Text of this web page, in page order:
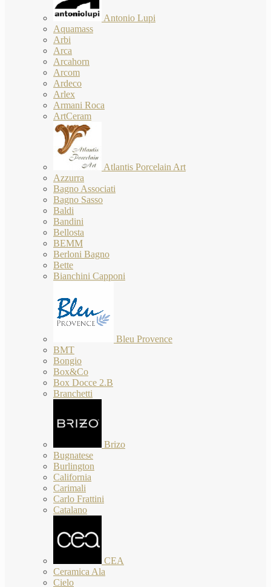
Antonio Lupi
Aquamass
Arbi
Arca
Arcahorn
Arcom
Ardeco
Arlex
Armani Roca
ArtCeram
Atlantis Porcelain Art
Azzurra
Bagno Associati
Bagno Sasso
Baldi
Bandini
Bellosta
BEMM
Berloni Bagno
Bette
Bianchini Capponi
Bleu Provence
BMT
Bongio
Box&Co
Box Docce 2.B
Branchetti
Brizo
Bugnatese
Burlington
California
Carimali
Carlo Frattini
Catalano
CEA
Ceramica Ala
Cielo